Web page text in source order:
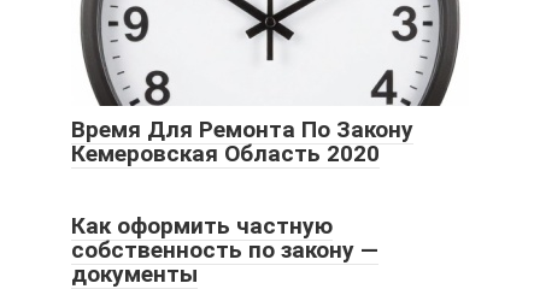
Время Для Ремонта По Закону
Кемеровская Область 2020
Как оформить частную
собственность по закону —
документы